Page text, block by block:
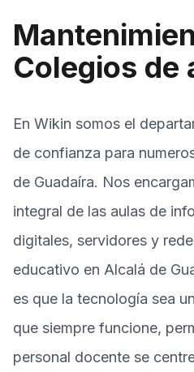
Colegios de
En Wikin somos el
de confianza para
de Guadaíra. Nos
integral de las aulas de
digitales, servidores y
educativo en Alcalá de
es que la tecnología sea
que siempre funcione,
personal docente se